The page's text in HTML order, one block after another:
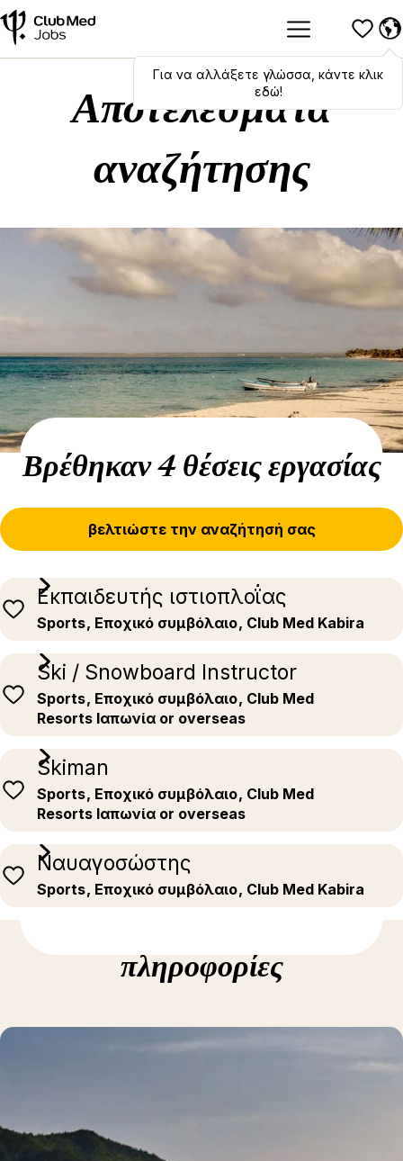
Hola,bonjour ,ciao! To switch
languages, click here!
Για να αλλάξετε γλώσσα, κάντε κλικ
εδώ!
Αποτελέσματα
αναζήτησης
Βρέθηκαν 4 θέσεις εργασίας
βελτιώστε την αναζήτησή σας
Εκπαιδευτής ιστιοπλοΐας
Sports, Εποχικό συμβόλαιο, Club Med Kabira
Ski / Snowboard Instructor
Sports, Εποχικό συμβόλαιο, Club Med
Resorts Ιαπωνία or overseas
Skiman
Sports, Εποχικό συμβόλαιο, Club Med
Resorts Ιαπωνία or overseas
Ναυαγοσώστης
Sports, Εποχικό συμβόλαιο, Club Med Kabira
πληροφορίες